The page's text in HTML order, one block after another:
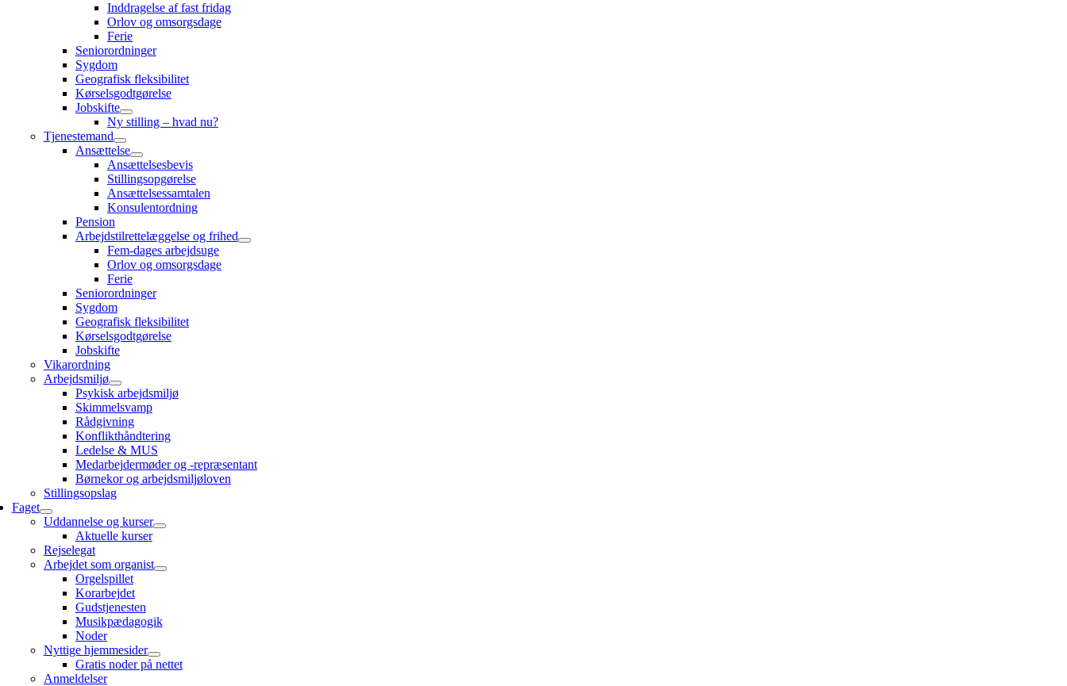
Inddragelse af fast fridag
Orlov og omsorgsdage
Ferie
Seniorordninger
Sygdom
Geografisk fleksibilitet
Kørselsgodtgørelse
Jobskifte
Ny stilling – hvad nu?
Tjenestemand
Ansættelse
Ansættelsesbevis
Stillingsopgørelse
Ansættelsessamtalen
Konsulentordning
Pension
Arbejdstilrettelæggelse og frihed
Fem-dages arbejdsuge
Orlov og omsorgsdage
Ferie
Seniorordninger
Sygdom
Geografisk fleksibilitet
Kørselsgodtgørelse
Jobskifte
Vikarordning
Arbejdsmiljø
Psykisk arbejdsmiljø
Skimmelsvamp
Rådgivning
Konflikthåndtering
Ledelse & MUS
Medarbejdermøder og -repræsentant
Børnekor og arbejdsmiljøloven
Stillingsopslag
Faget
Uddannelse og kurser
Aktuelle kurser
Rejselegat
Arbejdet som organist
Orgelspillet
Korarbejdet
Gudstjenesten
Musikpædagogik
Noder
Nyttige hjemmesider
Gratis noder på nettet
Anmeldelser